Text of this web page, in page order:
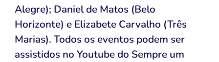
Alegre); Daniel de Matos (Belo
Horizonte) e Elizabete Carvalho (Três
Marias). Todos os eventos podem ser
assistidos no Youtube do Sempre um